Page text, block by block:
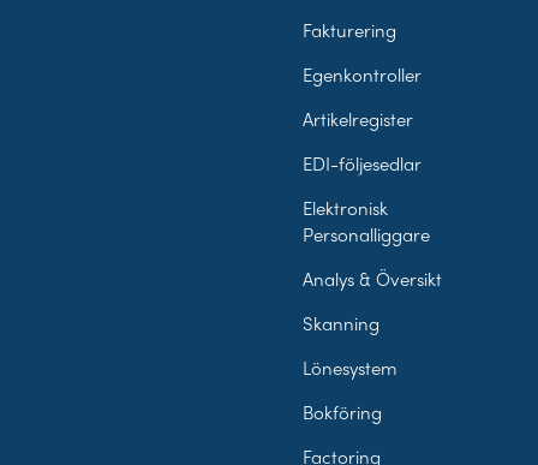
Fakturering
Egenkontroller
Artikelregister
EDI-följesedlar
Elektronisk
Personalliggare
Analys & Översikt
Skanning
Lönesystem
Bokföring
Factoring